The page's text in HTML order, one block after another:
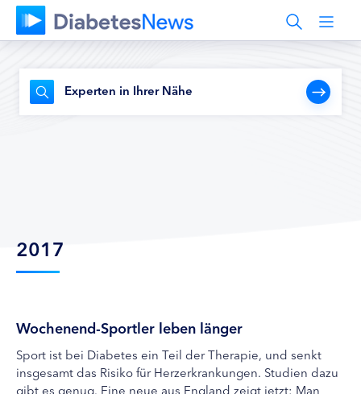
Experten in Ihrer Nähe
2017
Wochenend-Sportler leben länger
Sport ist bei Diabetes ein Teil der Therapie, und senkt
insgesamt das Risiko für Herzerkrankungen. Studien dazu
gibt es genug. Eine neue aus England zeigt jetzt: Man